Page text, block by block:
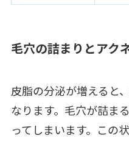
毛穴の詰まりとアク
皮脂の分泌が増えると
なります。毛穴が詰ま
ってしまいます。この